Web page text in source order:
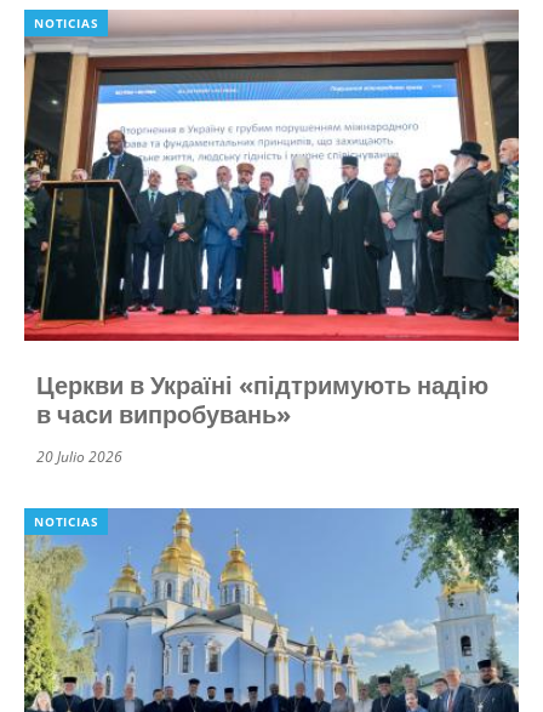
NOTICIAS
Церкви в Україні «підтримують надію
в часи випробувань»
20 Julio 2026
NOTICIAS